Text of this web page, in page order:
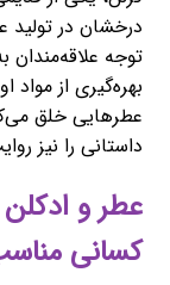
درخشان در تولید
توجه علاقه‌مندان
بهره‌گیری از مواد
عطرهایی خلق
داستانی را نیز
کسانی